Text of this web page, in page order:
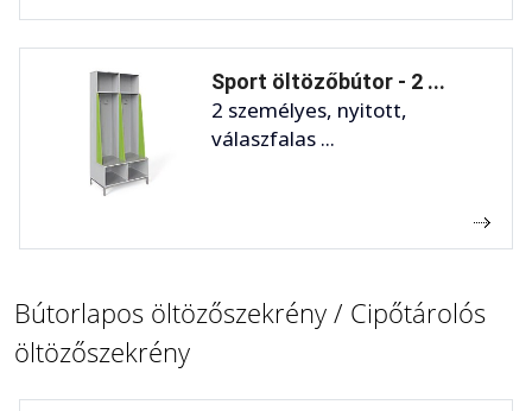
Sport öltözőbútor - 2 ...
2 személyes, nyitott,
válaszfalas ...
Bútorlapos öltözőszekrény / Cipőtárolós
öltözőszekrény